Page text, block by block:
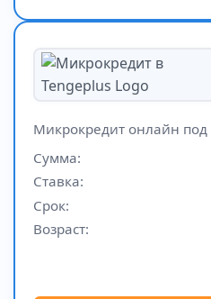
Микрокредит онлайн под
Сумма:
Ставка:
Срок:
Возраст: